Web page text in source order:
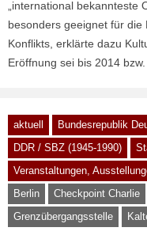
„international bekannteste
besonders geeignet für die
Konflikts, erklärte dazu
Eröffnung sei bis 2014
aktuell
Bundesrepublik
DDR / SBZ (1945-1990)
Veranstaltungen,
Berlin
Checkpoint Charlie
Grenzübergangsstelle